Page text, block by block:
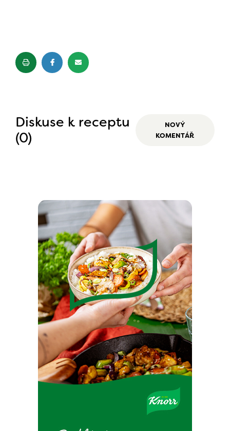
Diskuse k receptu
(0)
NOVÝ
KOMENTÁŘ